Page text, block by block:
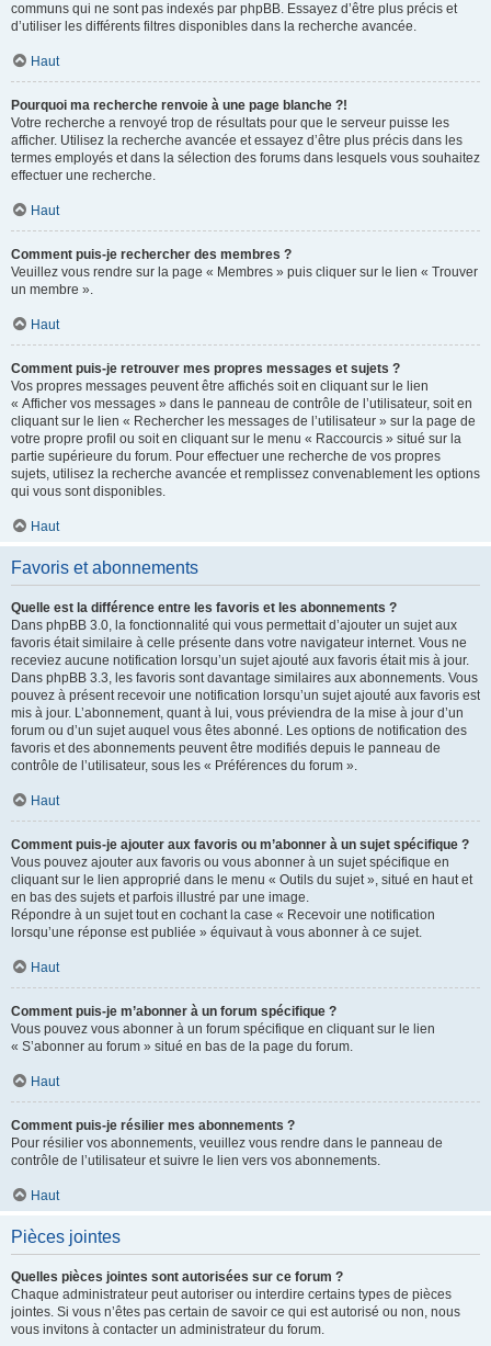
communs qui ne sont pas indexés par phpBB. Essayez d’être plus précis et
d’utiliser les différents filtres disponibles dans la recherche avancée.
Haut
Pourquoi ma recherche renvoie à une page blanche ?!
Votre recherche a renvoyé trop de résultats pour que le serveur puisse les
afficher. Utilisez la recherche avancée et essayez d’être plus précis dans les
termes employés et dans la sélection des forums dans lesquels vous souhaitez
effectuer une recherche.
Haut
Comment puis-je rechercher des membres ?
Veuillez vous rendre sur la page « Membres » puis cliquer sur le lien « Trouver
un membre ».
Haut
Comment puis-je retrouver mes propres messages et sujets ?
Vos propres messages peuvent être affichés soit en cliquant sur le lien
« Afficher vos messages » dans le panneau de contrôle de l’utilisateur, soit en
cliquant sur le lien « Rechercher les messages de l’utilisateur » sur la page de
votre propre profil ou soit en cliquant sur le menu « Raccourcis » situé sur la
partie supérieure du forum. Pour effectuer une recherche de vos propres
sujets, utilisez la recherche avancée et remplissez convenablement les options
qui vous sont disponibles.
Haut
Favoris et abonnements
Quelle est la différence entre les favoris et les abonnements ?
Dans phpBB 3.0, la fonctionnalité qui vous permettait d’ajouter un sujet aux
favoris était similaire à celle présente dans votre navigateur internet. Vous ne
receviez aucune notification lorsqu’un sujet ajouté aux favoris était mis à jour.
Dans phpBB 3.3, les favoris sont davantage similaires aux abonnements. Vous
pouvez à présent recevoir une notification lorsqu’un sujet ajouté aux favoris est
mis à jour. L’abonnement, quant à lui, vous préviendra de la mise à jour d’un
forum ou d’un sujet auquel vous êtes abonné. Les options de notification des
favoris et des abonnements peuvent être modifiés depuis le panneau de
contrôle de l’utilisateur, sous les « Préférences du forum ».
Haut
Comment puis-je ajouter aux favoris ou m’abonner à un sujet spécifique ?
Vous pouvez ajouter aux favoris ou vous abonner à un sujet spécifique en
cliquant sur le lien approprié dans le menu « Outils du sujet », situé en haut et
en bas des sujets et parfois illustré par une image.
Répondre à un sujet tout en cochant la case « Recevoir une notification
lorsqu’une réponse est publiée » équivaut à vous abonner à ce sujet.
Haut
Comment puis-je m’abonner à un forum spécifique ?
Vous pouvez vous abonner à un forum spécifique en cliquant sur le lien
« S’abonner au forum » situé en bas de la page du forum.
Haut
Comment puis-je résilier mes abonnements ?
Pour résilier vos abonnements, veuillez vous rendre dans le panneau de
contrôle de l’utilisateur et suivre le lien vers vos abonnements.
Haut
Pièces jointes
Quelles pièces jointes sont autorisées sur ce forum ?
Chaque administrateur peut autoriser ou interdire certains types de pièces
jointes. Si vous n’êtes pas certain de savoir ce qui est autorisé ou non, nous
vous invitons à contacter un administrateur du forum.